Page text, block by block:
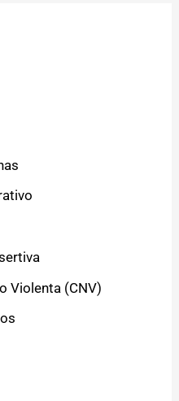
Violenta (CNV)